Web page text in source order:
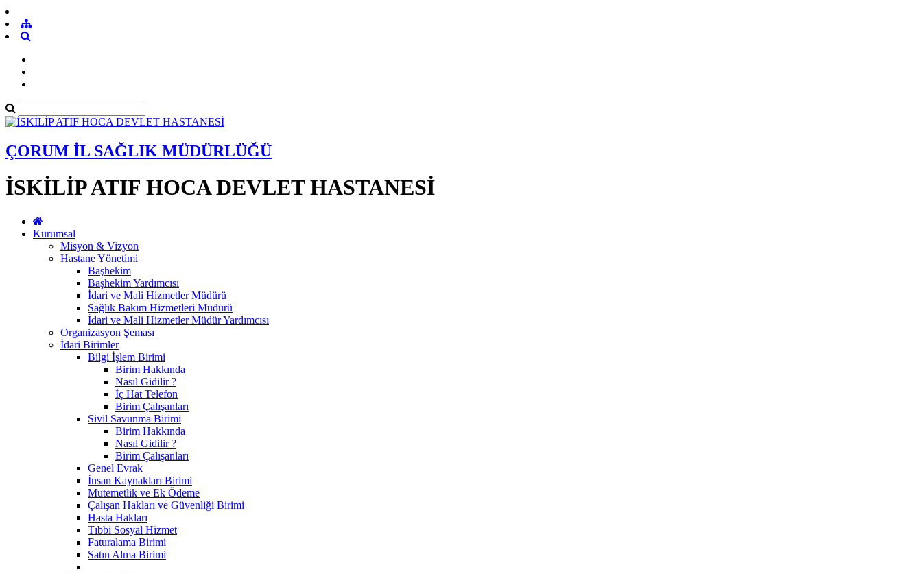
ÇORUM İL SAĞLIK MÜDÜRLÜĞÜ
İSKİLİP ATIF HOCA DEVLET HASTANESİ
Kurumsal
Misyon & Vizyon
Hastane Yönetimi
Başhekim
Başhekim Yardımcısı
İdari ve Mali Hizmetler Müdürü
Sağlık Bakım Hizmetleri Müdürü
İdari ve Mali Hizmetler Müdür Yardımcısı
Organizasyon Şeması
İdari Birimler
Bilgi İşlem Birimi
Birim Hakkında
Nasıl Gidilir ?
İç Hat Telefon
Birim Çalışanları
Sivil Savunma Birimi
Birim Hakkında
Nasıl Gidilir ?
Birim Çalışanları
Genel Evrak
İnsan Kaynakları Birimi
Mutemetlik ve Ek Ödeme
Çalışan Hakları ve Güvenliği Birimi
Hasta Hakları
Tıbbi Sosyal Hizmet
Faturalama Birimi
Satın Alma Birimi